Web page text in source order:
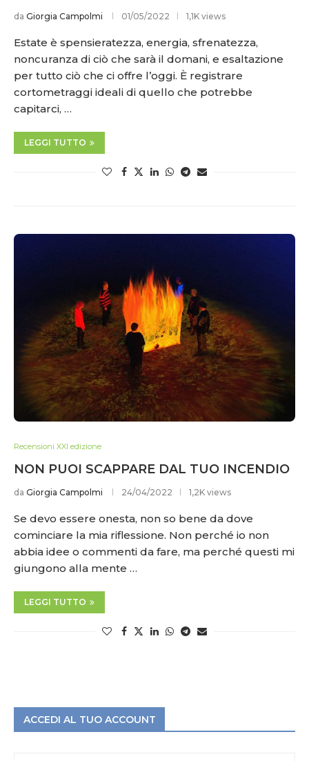
da Giorgia Campolmi 01/05/2022 1,1K views
Estate è spensieratezza, energia, sfrenatezza,
noncuranza di ciò che sarà il domani, e esaltazione
per tutto ciò che ci offre l’oggi. È registrare
cortometraggi ideali di quello che potrebbe
capitarci, …
LEGGI TUTTO
Recensioni XXI edizione
NON PUOI SCAPPARE DAL TUO INCENDIO
da Giorgia Campolmi 24/04/2022 1,2K views
Se devo essere onesta, non so bene da dove
cominciare la mia riflessione. Non perché io non
abbia idee o commenti da fare, ma perché questi mi
giungono alla mente …
LEGGI TUTTO
ACCEDI AL TUO ACCOUNT